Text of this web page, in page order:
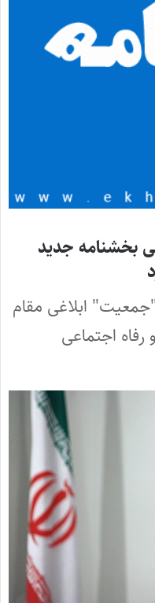
بخشنامه جدید
ابلاغی مقام
اجتماعی